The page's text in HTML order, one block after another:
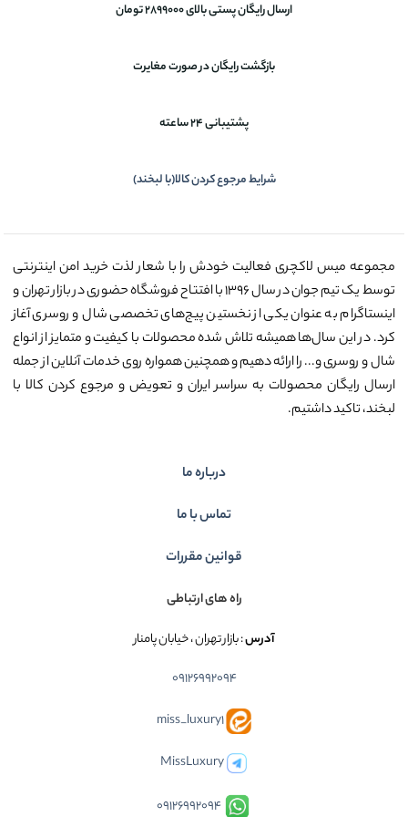
ارسال رایگان پستی بالای 2899000 تومان
بازگشت رایگان در صورت مغایرت
پشتیبانی 24 ساعته
شرایط مرجوع کردن کالا(با لبخند)
مجموعه میس لاکچری فعالیت خودش را با شعار لذت خرید امن اینترنتی
توسط یک تیم جوان در سال ۱۳۹۶ با افتتاح فروشگاه حضوری در بازار تهران و
اینستاگرام به عنوان یکی از نخستین پیج‌های تخصصی شال و روسری آغاز
کرد. در این سال‌ها همیشه تلاش شده محصولات با کیفیت و متمایز از انواع
شال و روسری و... را ارائه دهیم و همچنین همواره روی خدمات آنلاین از جمله
ارسال رایگان محصولات به سراسر ایران و تعویض و مرجوع کردن کالا با
لبخند، تاکید داشتیم.
درباره ما
تماس با ما
قوانین مقررات
راه های ارتباطی
آدرس: بازار تهران ، خیابان پامنار
09126992094
miss_luxury1
MissLuxury
09126992094